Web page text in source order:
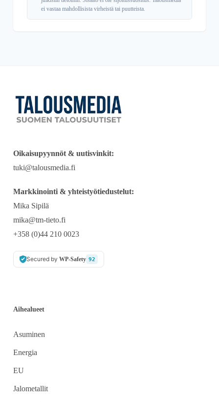
ei vastaa mahdollisista virheistä tai puutteista.
Oikaisupyynnöt & uutisvinkit:
tuki@talousmedia.fi
Markkinointi & yhteistyötiedustelut:
Mika Sipilä
mika@tm-tieto.fi
+358 (0)44 210 0023
Secured by WP-Safety 92
Aihealueet
Asuminen
Energia
EU
Jalometallit